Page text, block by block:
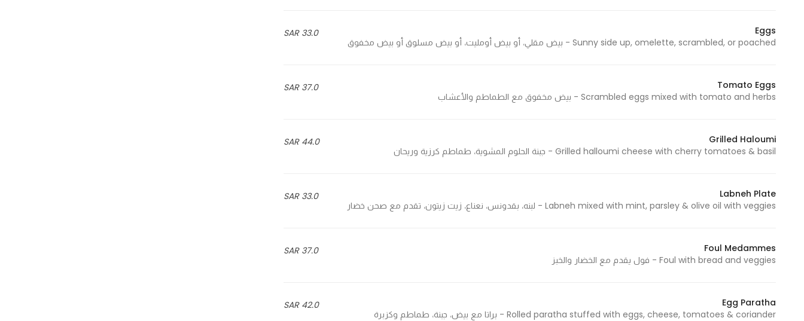
33.0 SAR
Eggs
Sunny side up, omelette, scrambled, or poached - بيض مقلي، أو بيض أومليت، أو بيض مسلوق أو بيض مخفوق
37.0 SAR
Tomato Eggs
Scrambled eggs mixed with tomato and herbs - بيض مخفوق مع الطماطم والأعشاب
44.0 SAR
Grilled Haloumi
Grilled halloumi cheese with cherry tomatoes & basil - جبنة الحلوم المشوية، طماطم كرزية وريحان
33.0 SAR
Labneh Plate
Labneh mixed with mint, parsley & olive oil with veggies - لبنه، بقدونس، نعناع، زيت زيتون، تقدم مع صحن خضار
37.0 SAR
Foul Medammes
Foul with bread and veggies - فول يقدم مع الخضار والخبز
42.0 SAR
Egg Paratha
Rolled paratha stuffed with eggs, cheese, tomatoes & coriander - براتا مع بيض، جبنة، طماطم وكزبرة
based on
used.
In order for
our website
possible
refuse
these
functionality